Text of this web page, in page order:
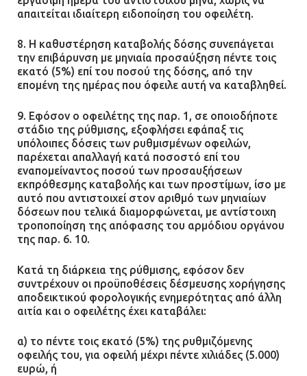
απαιτείται ιδιαίτερη ειδοποίηση του οφειλέτη.
8. Η καθυστέρηση καταβολής δόσης συνεπάγεται
την επιβάρυνση με μηνιαία προσαύξηση πέντε τοις
εκατό (5%) επί του ποσού της δόσης, από την
επομένη της ημέρας που όφειλε αυτή να καταβληθεί.
9. Εφόσον ο οφειλέτης της παρ. 1, σε οποιοδήποτε
στάδιο της ρύθμισης, εξοφλήσει εφάπαξ τις
υπόλοιπες δόσεις των ρυθμισμένων οφειλών,
παρέχεται απαλλαγή κατά ποσοστό επί του
εναπομείναντος ποσού των προσαυξήσεων
εκπρόθεσμης καταβολής και των προστίμων, ίσο με
αυτό που αντιστοιχεί στον αριθμό των μηνιαίων
δόσεων που τελικά διαμορφώνεται, με αντίστοιχη
τροποποίηση της απόφασης του αρμόδιου οργάνου
της παρ. 6. 10.
Κατά τη διάρκεια της ρύθμισης, εφόσον δεν
συντρέχουν οι προϋποθέσεις δέσμευσης χορήγησης
αποδεικτικού φορολογικής ενημερότητας από άλλη
αιτία και ο οφειλέτης έχει καταβάλει:
α) το πέντε τοις εκατό (5%) της ρυθμιζόμενης
οφειλής του, για οφειλή μέχρι πέντε χιλιάδες (5.000)
ευρώ, ή